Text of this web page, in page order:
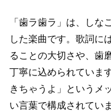
「歯ラ歯ラ」は、しな
した楽曲です。歌詞に
ることの大切さや、歯
丁寧に込められていま
きちゃうよ」というメ
い言葉で構成されてい